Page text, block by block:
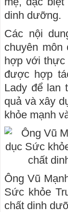
dinh dưỡng.
Các nội
chuyên
hợp với thực
được hợp
Lady để lan
quả và xây
khỏe mạnh
Ông Vũ
Sức khỏe
chất dinh